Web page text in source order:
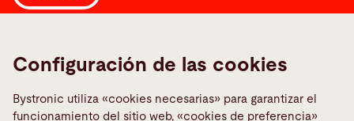
Informar sobre una averia
Media Center
Quality policies
Configuración de las cookies
Bystronic utiliza «cookies necesarias» para garantizar el
funcionamiento del sitio web, «cookies de preferencia»